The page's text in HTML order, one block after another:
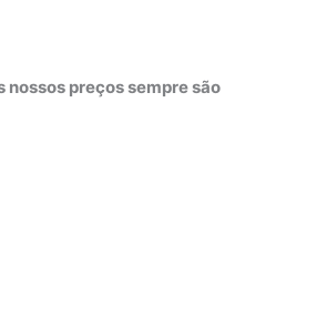
nossos preços sempre são